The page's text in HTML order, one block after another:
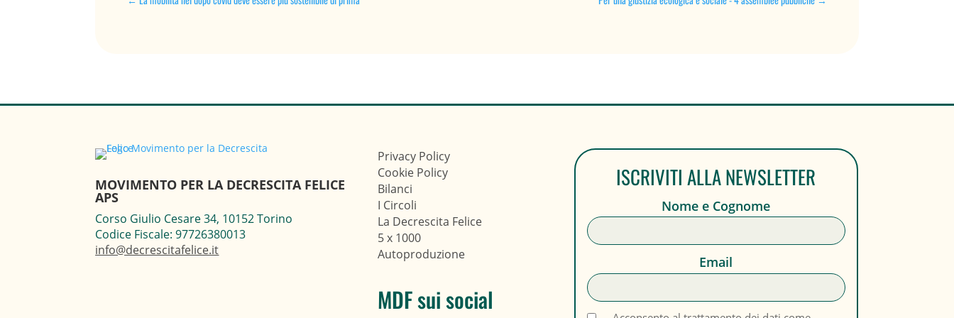
MOVIMENTO PER LA DECRESCITA FELICE
APS
Corso Giulio Cesare 34, 10152 Torino
Codice Fiscale: 97726380013
info@decrescitafelice.it
Privacy Policy
Cookie Policy
Bilanci
I Circoli
La Decrescita Felice
5 x 1000
Autoproduzione
MDF sui social
ISCRIVITI ALLA NEWSLETTER
Nome e Cognome
Email